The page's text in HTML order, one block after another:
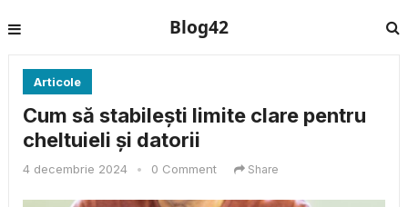
Blog42
Articole
Cum să stabilești limite clare pentru
cheltuieli și datorii
4 decembrie 2024 • 0 Comment Share